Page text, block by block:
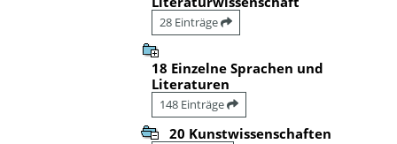
28 Einträge
18 Einzelne Sprachen und
Literaturen
148 Einträge
20 Kunstwissenschaften